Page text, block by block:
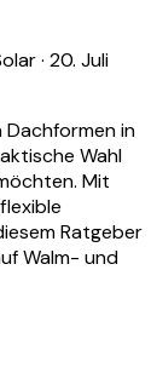
· 20. Juli
in
Wahl
Mit
Ratgeber
Walm- und